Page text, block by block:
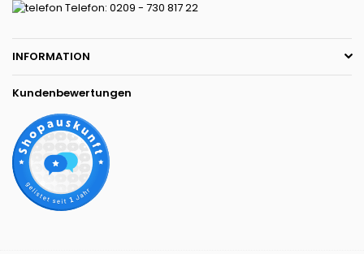
Telefon: 0209 - 730 817 22
INFORMATION
Kundenbewertungen